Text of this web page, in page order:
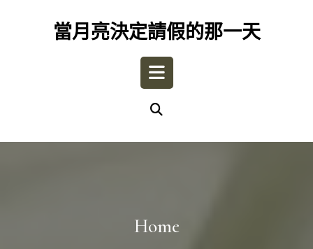
當月亮決定請假的那一天
Open
Home